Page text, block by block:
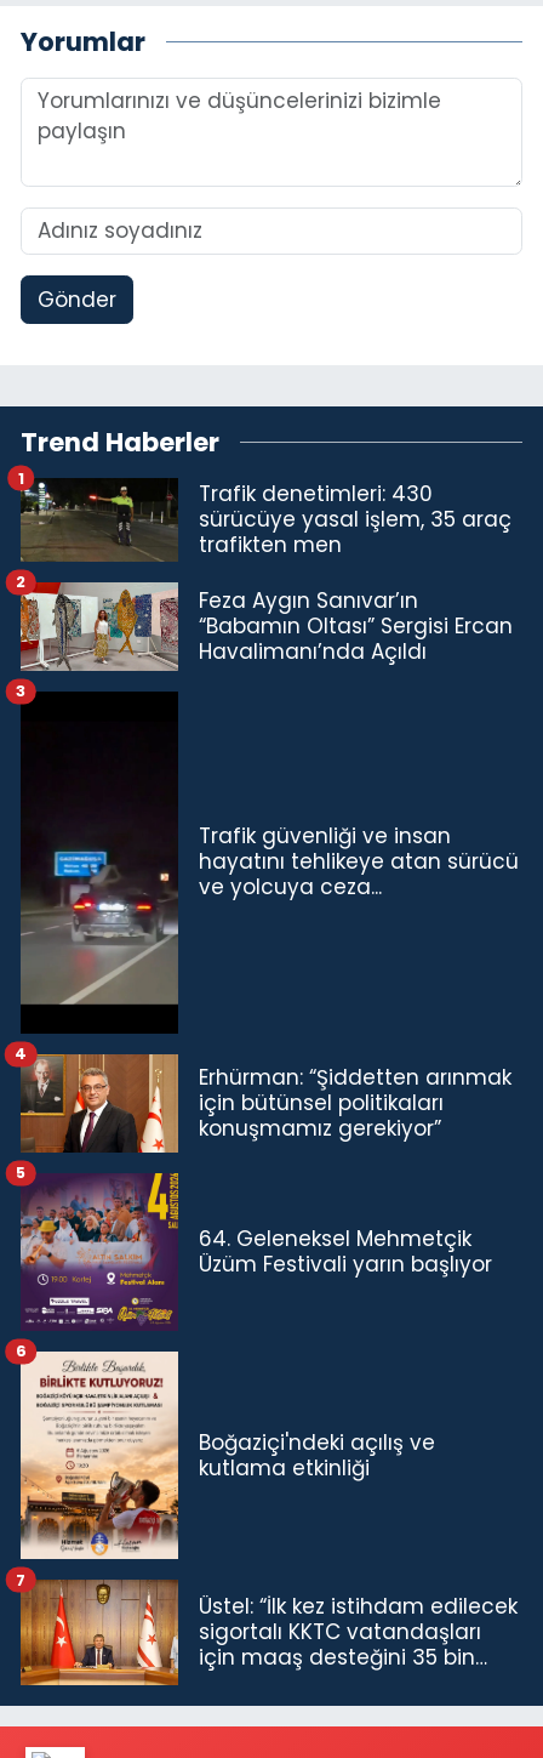
Yorumlar
Gönder
Trend Haberler
Trafik denetimleri: 430
sürücüye yasal işlem, 35 araç
trafikten men
1
Feza Aygın Sanıvar’ın
“Babamın Oltası” Sergisi Ercan
Havalimanı’nda Açıldı
2
Trafik güvenliği ve insan
hayatını tehlikeye atan sürücü
ve yolcuya ceza...
3
Erhürman: “Şiddetten arınmak
için bütünsel politikaları
konuşmamız gerekiyor”
4
64. Geleneksel Mehmetçik
Üzüm Festivali yarın başlıyor
5
Boğaziçi'ndeki açılış ve
kutlama etkinliği
6
Üstel: “İlk kez istihdam edilecek
sigortalı KKTC vatandaşları
için maaş desteğini 35 bin
7